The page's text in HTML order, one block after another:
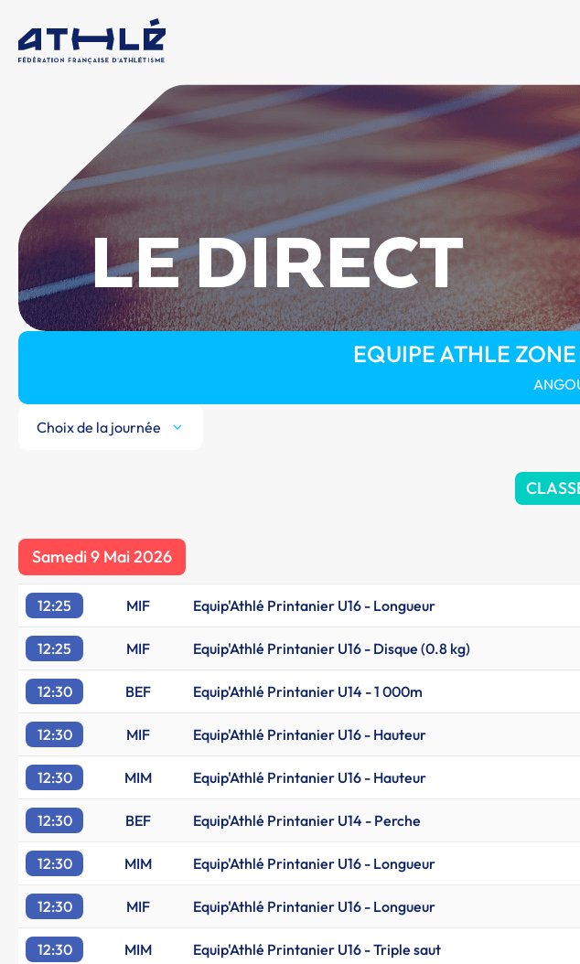
LE DIRECT
EQUIPE ATHLE
Choix de la journée
Samedi 9 Mai 2026
12:25 MIF Equip'Athlé Printanier U16 - Longueur
12:25 MIF Equip'Athlé Printanier U16 - Disque (0.8 kg)
12:30 BEF Equip'Athlé Printanier U14 - 1 000m
12:30 MIF Equip'Athlé Printanier U16 - Hauteur
12:30 MIM Equip'Athlé Printanier U16 - Hauteur
12:30 BEF Equip'Athlé Printanier U14 - Perche
12:30 MIM Equip'Athlé Printanier U16 - Longueur
12:30 MIF Equip'Athlé Printanier U16 - Longueur
12:30 MIM Equip'Athlé Printanier U16 - Triple saut